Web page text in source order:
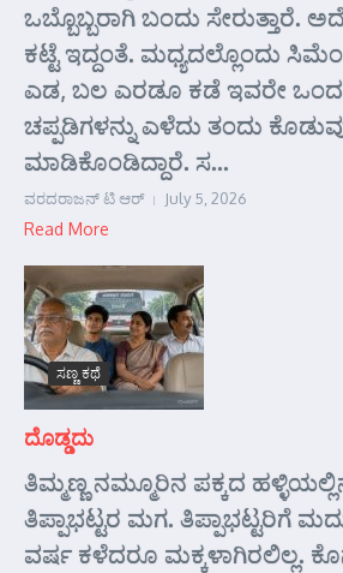
ಒಬ್ಬೊಬ್ಬರಾಗಿ ಬಂದು ಸೇರುತ್ತಾರೆ.
ಕಟ್ಟೆ ಇದ್ದಂತೆ. ಮಧ್ಯದಲ್ಲೊಂದು
ಎಡ, ಬಲ ಎರಡೂ ಕಡೆ ಇವರೇ
ಚಪ್ಪಡಿಗಳನ್ನು ಎಳೆದು ತಂದು
ಮಾಡಿಕೊಂಡಿದ್ದಾರೆ. ಸ...
ವರದರಾಜನ್ ಟಿ ಆರ್ July 5, 2026
Read More
ಸಣ್ಣ ಕಥೆ
ದೊಡ್ಡದು
ತಿಮ್ಮಣ್ಣ ನಮ್ಮೂರಿನ ಪಕ್ಕದ
ತಿಪ್ಪಾಭಟ್ಟರ ಮಗ. ತಿಪ್ಪಾಭಟ್ಟರಿಗೆ
ವರ್ಷ ಕಳೆದರೂ ಮಕ್ಕಳಾಗಿರಲಿಲ್ಲ.